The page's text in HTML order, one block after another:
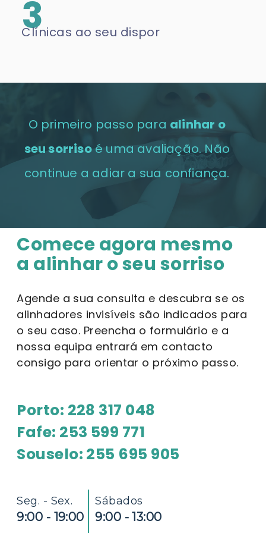
3
Clínicas ao seu dispor
O primeiro passo para alinhar o
seu sorrisoé uma avaliação. Não
continue a adiar a sua confiança.
Comece agora mesmo
a alinhar o seu sorriso
Agende a sua consulta e descubra se os
alinhadores invisíveis são indicados para
o seu caso. Preencha o formulário e a
nossa equipa entrará em contacto
consigo para orientar o próximo passo.
Porto: 228 317 048
Fafe: 253 599 771
Souselo: 255 695 905
Seg. - Sex.
9:00 - 19:00
Sábados
9:00 - 13:00